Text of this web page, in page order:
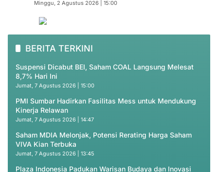
Minggu, 2 Agustus 2026 | 15:00
BERITA TERKINI
Suspensi Dicabut BEI, Saham COAL Langsung Melesat
8,7% Hari Ini
Jumat, 7 Agustus 2026 | 15:00
PMI Sumbar Hadirkan Fasilitas Mess untuk Mendukung
Kinerja Relawan
Jumat, 7 Agustus 2026 | 14:47
Saham MDIA Melonjak, Potensi Rerating Harga Saham
VIVA Kian Terbuka
Jumat, 7 Agustus 2026 | 13:45
Plaza Indonesia Padukan Warisan Budaya dan Inovasi